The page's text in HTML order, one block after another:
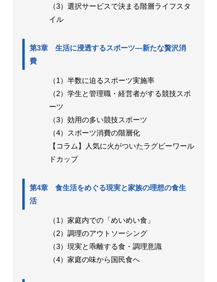
（3）選択サービスで決まる階層ライフスタ
イル
第3章 生活に浸透するスポーツ―新たな贅沢消
費
（1）半数に迫るスポーツ実施率
（2）学生と管理職・経営者がする競技スポ
ーツ
（3）効用の多い競技スポーツ
（4）スポーツ消費の階層化
【コラム】人気に火がついたラグビーワール
ドカップ
第4章 食生活をめぐる現実と家族の理想の食生
活
（1）家庭内での「めいめい食」
（2）調理のアウトソーシング
（3）現実と乖離する食・調理意識
（4）家庭の味から国民食へ